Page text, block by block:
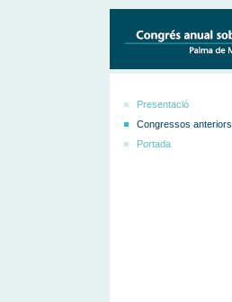
Presentació
Congressos anteriors
Portada